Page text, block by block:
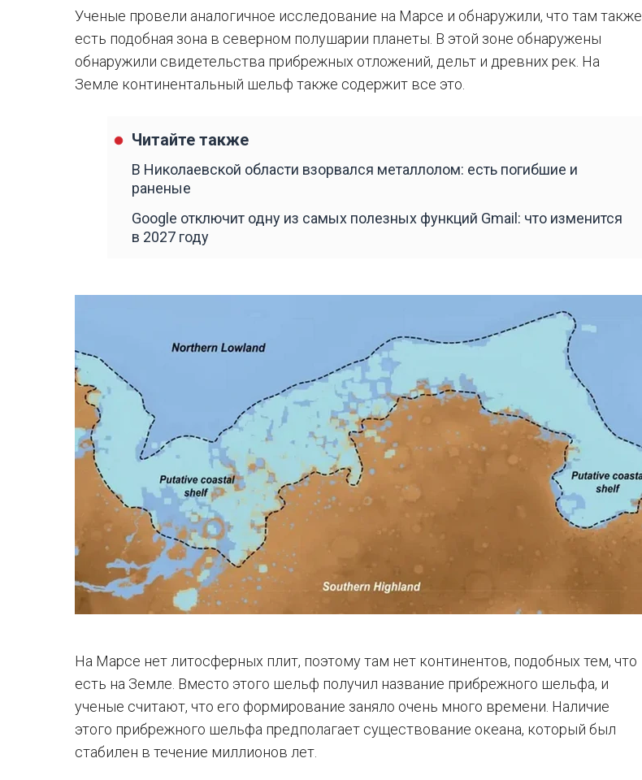
Ученые провели аналогичное исследование на Марсе и обнаружили, что там также
есть подобная зона в северном полушарии планеты. В этой зоне обнаружены
обнаружили свидетельства прибрежных отложений, дельт и древних рек. На
Земле континентальный шельф также содержит все это.
Читайте также
В Николаевской области взорвался металлолом: есть погибшие и
раненые
Google отключит одну из самых полезных функций Gmail: что изменится
в 2027 году
На Марсе нет литосферных плит, поэтому там нет континентов, подобных тем, что
есть на Земле. Вместо этого шельф получил название прибрежного шельфа, и
ученые считают, что его формирование заняло очень много времени. Наличие
этого прибрежного шельфа предполагает существование океана, который был
стабилен в течение миллионов лет.